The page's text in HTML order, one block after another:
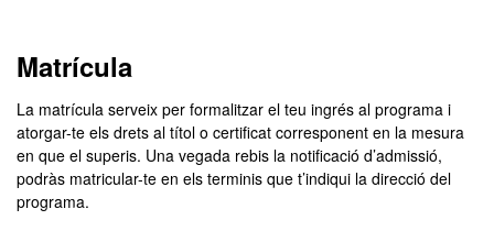
Matrícula
La matrícula serveix per formalitzar el teu ingrés al programa i
atorgar-te els drets al títol o certificat corresponent en la mesura
en que el superis. Una vegada rebis la notificació d’admissió,
podràs matricular-te en els terminis que t’indiqui la direcció del
programa.